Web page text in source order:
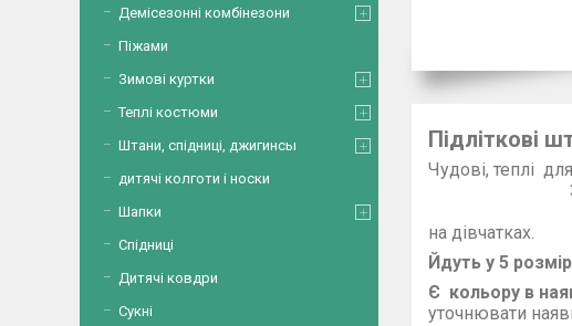
Підліткові
Тканина
на дівчатках.
Йдуть у 5
Є кольору в
уточнювати
Демісезонні комбінезони
Піжами
Зимові куртки
Теплі костюми
Штани, спідниці, джигинсы
дитячі колготи і носки
Шапки
Спідниці
Дитячі ковдри
Сукні